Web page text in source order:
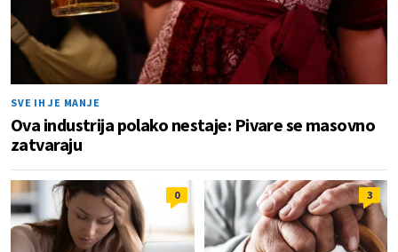
SVE IH JE MANJE
Ova industrija polako nestaje: Pivare se masovno
zatvaraju
0 3